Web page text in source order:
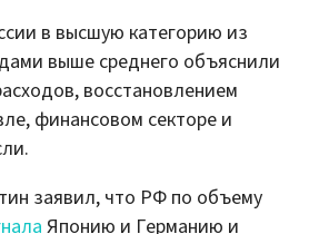
в высшую категорию из
выше среднего объяснили
восстановлением
финансовом секторе и
заявил, что РФ по объему
Японию и Германию и